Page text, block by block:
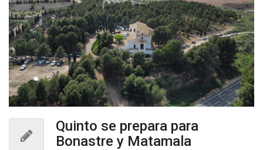
Quinto se prepara para
Bonastre y Matamala